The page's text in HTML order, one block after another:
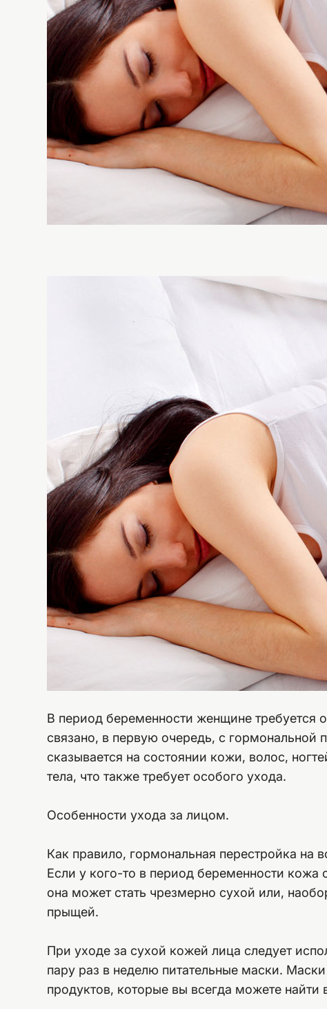
В период беременности женщине требуется
связано, в первую очередь, с гормональной
сказывается на состоянии кожи, волос,
тела, что также требует особого ухода.
Особенности ухода за лицом.
Как правило, гормональная перестройка на
Если у кого-то в период беременности кожа
она может стать чрезмерно сухой или,
прыщей.
При уходе за сухой кожей лица следует
пару раз в неделю питательные маски.
продуктов, которые вы всегда можете найти